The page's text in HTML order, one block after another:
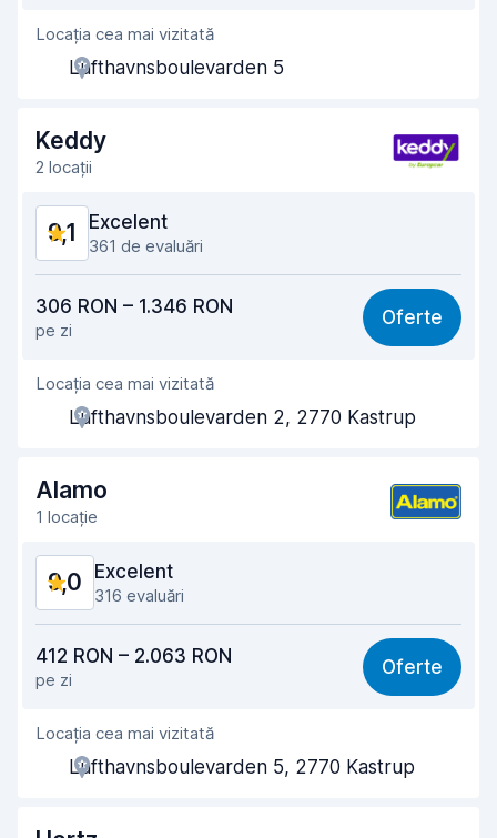
Amabilitatea agenților
Rapiditatea preluării
Rapiditatea predării 9,3
Curățenia mașinii
Starea mașinii
Locația cea mai vizitată
Lufthavnsboulevarden 5
Keddy
2 locații
9,1 Excelent
361 de evaluări
9,0
Ușor de găsit 8,9
Amabilitatea agenților
Rapiditatea preluării
Rapiditatea predării 9,3
Curățenia mașinii
Starea mașinii
306 RON – 1.346 RON
pe zi
Oferte
Locația cea mai vizitată
Lufthavnsboulevarden 2, 2770 Kastrup
Alamo
1 locație
9,0 Excelent
316 evaluări
8,5
Ușor de găsit 8,9
Amabilitatea agenților
Rapiditatea preluării
412 RON – 2.063 RON
pe zi
Oferte
Locația cea mai vizitată
Lufthavnsboulevarden 5, 2770 Kastrup